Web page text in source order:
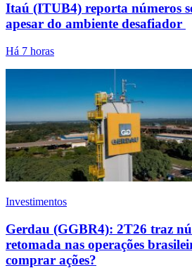
Itaú (ITUB4) reporta números
apesar do ambiente desafiador
Há 7 horas
Investimentos
Gerdau (GGBR4): 2T26 traz
retomada nas operações
comprar ações?